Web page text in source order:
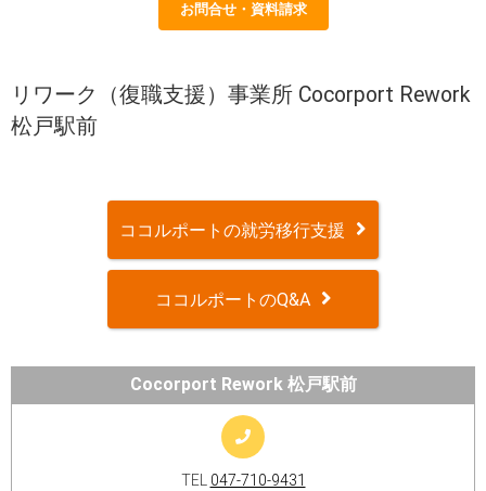
お問合せ・資料請求
リワーク（復職支援）事業所 Cocorport Rework
松戸駅前
ココルポートの就労移行支援
ココルポートのQ&A
Cocorport Rework 松戸駅前
TEL 047-710-9431